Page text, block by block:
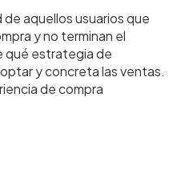
aquellos usuarios que
y no terminan el
qué estrategia de
y concreta las ventas.
de compra